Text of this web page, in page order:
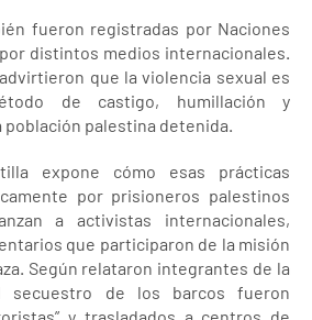
fueron registradas por Naciones
distintos medios internacionales.
que la violencia sexual es
de castigo, humillación y
población palestina detenida.
expone cómo esas prácticas
por prisioneros palestinos
a activistas internacionales,
que participaron de la misión
Según relataron integrantes de la
secuestro de los barcos fueron